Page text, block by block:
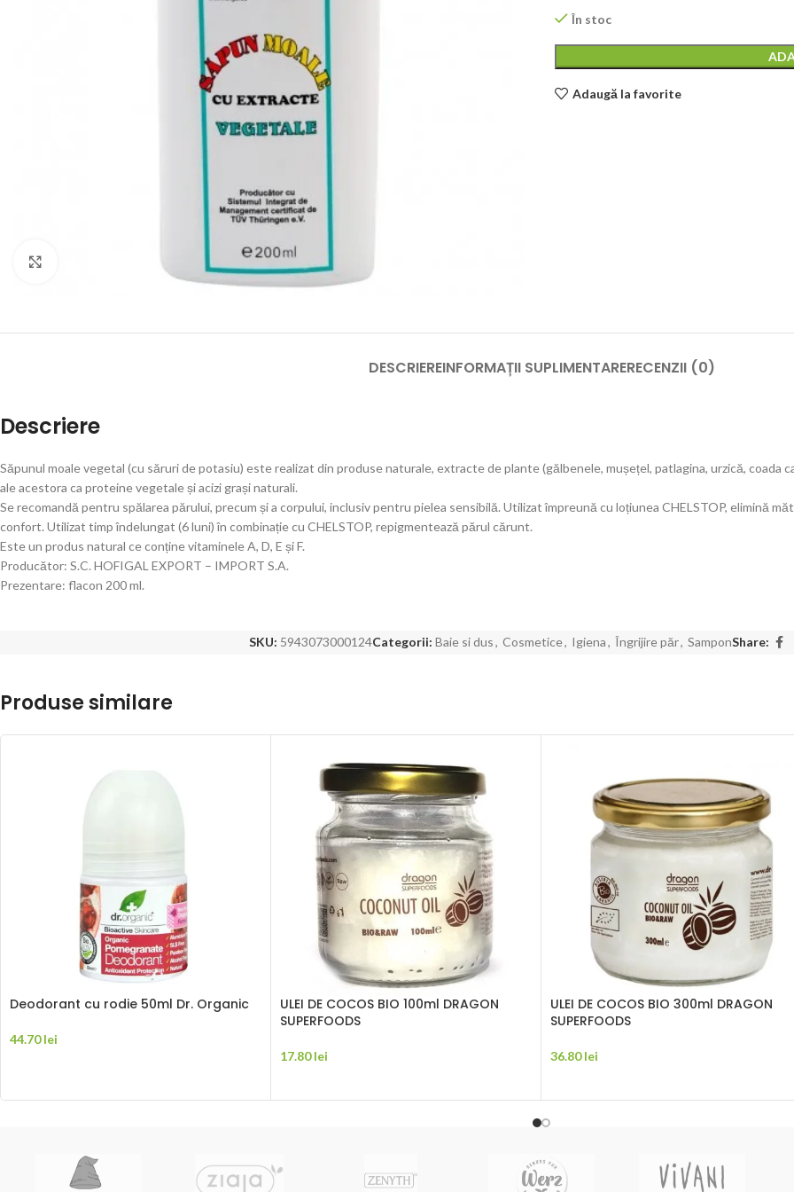
În stoc
Adaugă la favorite
DESCRIEREINFORMAȚII SUPLIMENTARERECENZII (0)
Descriere
Săpunul moale vegetal (cu săruri de potasiu) este realizat din produse naturale, extracte de plante (gălbenele, mușețel, patlagina, urzică, coada
ale acestora ca proteine vegetale și acizi grași naturali.
Se recomandă pentru spălarea părului, precum și a corpului, inclusiv pentru pielea sensibilă. Utilizat împreună cu loțiunea CHELSTOP, elimină
confort. Utilizat timp îndelungat (6 luni) în combinație cu CHELSTOP, repigmentează părul cărunt.
Este un produs natural ce conține vitaminele A, D, E și F.
Producător: S.C. HOFIGAL EXPORT – IMPORT S.A.
Prezentare: flacon 200 ml.
SKU: 5943073000124Categorii: Baie si dus, Cosmetice, Igiena, Îngrijire păr, SamponShare:
Produse similare
Deodorant cu rodie 50ml Dr. Organic
44.70lei
ULEI DE COCOS BIO 100ml DRAGON
SUPERFOODS
17.80lei
ULEI DE COCOS BIO 300ml DRAGON
SUPERFOODS
36.80lei